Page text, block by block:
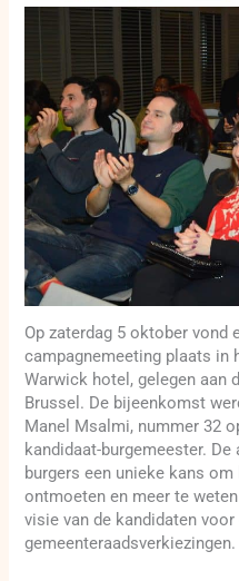
Op zaterdag 5 oktober vond
campagnemeeting plaats in
Warwick hotel, gelegen aan
Brussel. De bijeenkomst
Manel Msalmi, nummer 32
kandidaat-burgemeester.
burgers een unieke kans
ontmoeten en meer te
visie van de kandidaten
gemeenteraadsverkiezingen.